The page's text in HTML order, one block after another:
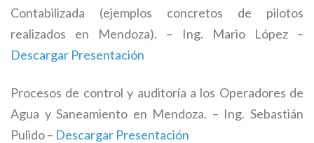
Contabilizada (ejemplos concretos de pilotos
realizados en Mendoza). – Ing. Mario López –
Descargar Presentación
Procesos de control y auditoría a los Operadores de
Agua y Saneamiento en Mendoza. – Ing. Sebastián
Pulido – Descargar Presentación